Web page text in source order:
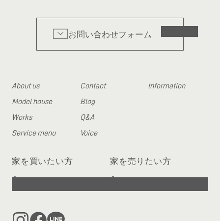
お問い合わせフォーム
About us
Model house
Works
Service menu
Contact
Blog
Q&A
Voice
Information
家を買いたい方
へ
家を売りたい方
へ